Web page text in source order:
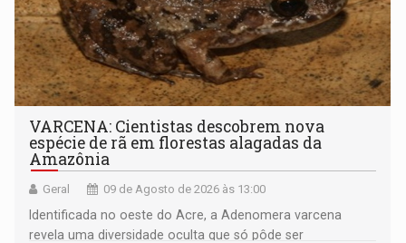
VARCENA: Cientistas descobrem nova
espécie de rã em florestas alagadas da
Amazônia
Geral 09 de Agosto de 2026 às 13:00
Identificada no oeste do Acre, a Adenomera varcena
revela uma diversidade oculta que só pôde ser